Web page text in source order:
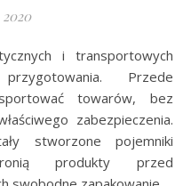
2020
Przede
towarów, bez
zabezpieczenia.
stworzone pojemniki
produkty przed